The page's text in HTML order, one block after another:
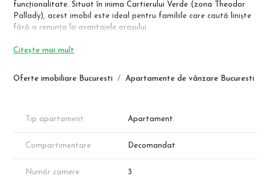
Oferte imobiliare Bucuresti Apartamente de vânzare Bucuresti
funcționalitate. Situat în inima Cartierului Verde (zona Theodor
Pallady), acest imobil este ideal pentru familiile care caută liniște
fără a renunța la avantajele orașului.
Detalii Compartimentare:
Bucatarie:8.7 mp
Hol: 9.45 mp
Localizare și Facilități: Proiectul este poziționat strategic în zona
Titan-Pallady, oferind acces rapid la:
Retail & Shopping: IKEA, Auchan Pallady, Jumbo, Metro,
Citește mai mult
Tip apartament Apartament
Compartimentare Decomandat
Număr camere 3